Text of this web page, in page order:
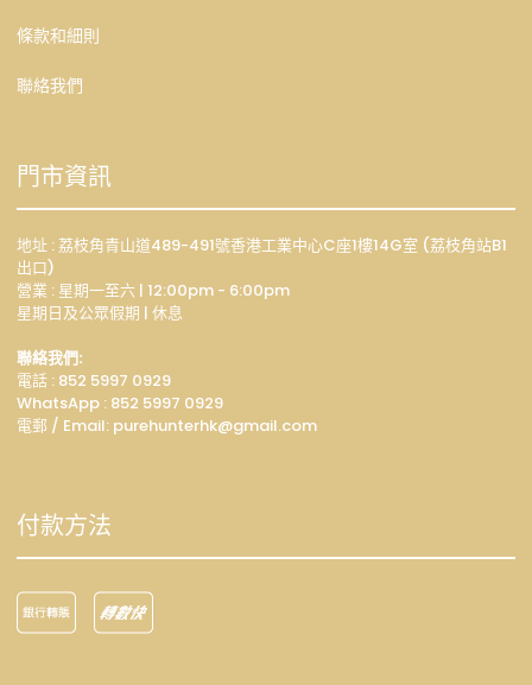
條款和細則
聯絡我們
門市資訊
地址 : 荔枝角青山道489-491號香港工業中心C座1樓14G室 (荔枝角站B1
出口)
營業 : 星期一至六 | 12:00pm - 6:00pm
星期日及公眾假期 | 休息
聯絡我們:
電話 : 852 5997 0929
WhatsApp : 852 5997 0929
電郵 / Email: purehunterhk@gmail.com
付款方法